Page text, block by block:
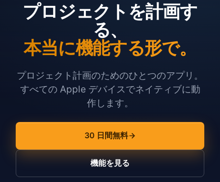
プロジェクトを計画す
る、
本当に機能する形で。
プロジェクト計画のためのひとつのアプリ。
すべての Apple デバイスでネイティブに動
作します。
30 日間無料
機能を見る